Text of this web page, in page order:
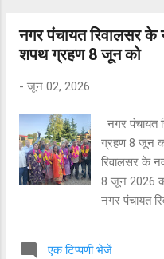
दरवाजे पर
उपयोग करते हैं
संस्था चुनाव
होने के बाद
इलेक्शन
नेताओं का यह
नीति अपना
नगर पंचायत रिवालसर के
शपथ ग्रहण 8 जून को
- जून 02, 2026
नगर पंचायत
ग्रहण 8 जून
रिवालसर के
8 जून 2026
नगर पंचायत
एक टिप्पणी भेजें